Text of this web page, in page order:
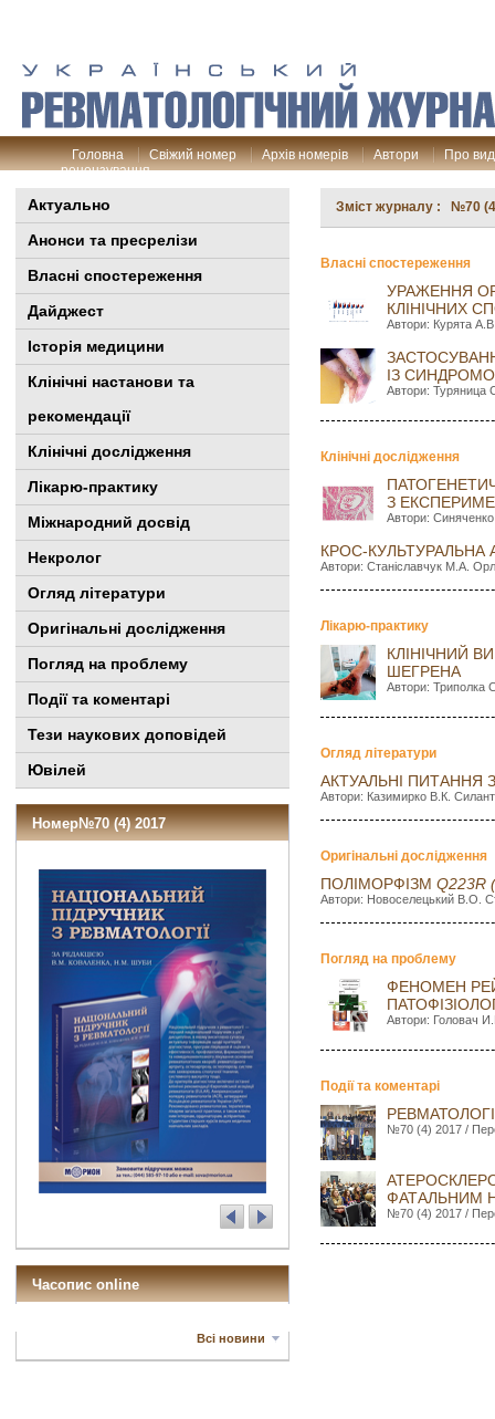
Головна Свіжий номер Архів номерів Автори
Про
рецензування
Актуально
Анонси та пресрелізи
Власні спостереження
Дайджест
Історія медицини
Клінiчні настанови та
рекомендації
Клінічні дослідження
Лікарю-практику
Міжнародний досвід
Некролог
Огляд літератури
Оригінальні дослідження
Погляд на проблему
Події та коментарі
Тези наукових доповідей
Ювілей
Номер№70 (4) 2017
Часопис online
Всі новини
Зміст журналу : №70
Власні спостереження
УРАЖЕННЯ
КЛІНІЧНИХ
Автори: Курята
ІЗ
Автори: Туряница
Клінічні дослідження
З
Автори:
КРОС-КУЛЬТУРАЛЬНА
Автори: Станіславчук М.А.
Лікарю-практику
КЛІНІЧНИЙ
ШЕГРЕНА
Автори: Триполка
Огляд літератури
АКТУАЛЬНІ ПИТАННЯ
Автори: Казимирко В.К.
Оригінальні дослідження
ПОЛІМОРФІЗМ Q223R
Автори: Новоселецький В.О.
Погляд на проблему
ФЕНОМЕН
Автори: Головач
Події та коментарі
№70 (4) 2017 /
ФАТАЛЬНИМ
№70 (4) 2017 /